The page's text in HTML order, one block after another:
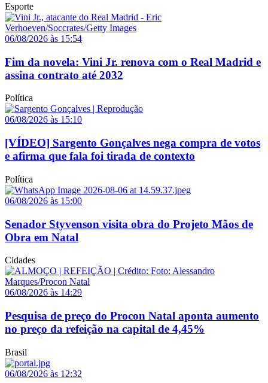
Esporte
06/08/2026 às 15:54
Fim da novela: Vini Jr. renova com o Real Madrid e
assina contrato até 2032
Política
06/08/2026 às 15:10
[VÍDEO] Sargento Gonçalves nega compra de votos
e afirma que fala foi tirada de contexto
Política
06/08/2026 às 15:00
Senador Styvenson visita obra do Projeto Mãos de
Obra em Natal
Cidades
06/08/2026 às 14:29
Pesquisa de preço do Procon Natal aponta aumento
no preço da refeição na capital de 4,45%
Brasil
06/08/2026 às 12:32